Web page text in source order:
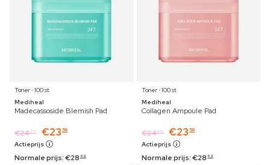
Toner ⋅ 100 st
Mediheal
Madecassoside Blemish Pad
€2429 €23 56
Actieprijs
Normale prijs:€28 69
Toner ⋅ 100 st
Mediheal
Collagen Ampoule Pad
€2429 €23 56
Actieprijs
Normale prijs:€28 69